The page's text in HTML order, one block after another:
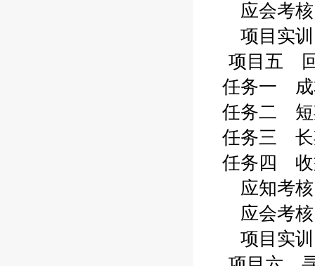
应会考核
项目实训
项目五
任务一 成
任务二 短
任务三 长
任务四 收
应知考核
应会考核
项目实训